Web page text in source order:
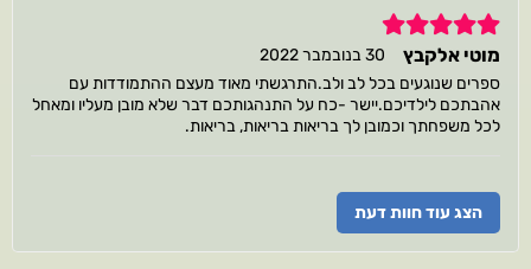
5
מוטי אלקבץ
30 בנובמבר 2022
ספרים שנוגעים בכל לב ולב.התרגשתי מאוד מעצם ההתמודדות עם
אהבתכם לילדיכם.יישר -כח על התנהגותכם דבר שלא מובן מעליו ומאחל
לכל משפחתך וכמובן לך בריאות בריאות, בריאות.
הצג עוד חוות דעת